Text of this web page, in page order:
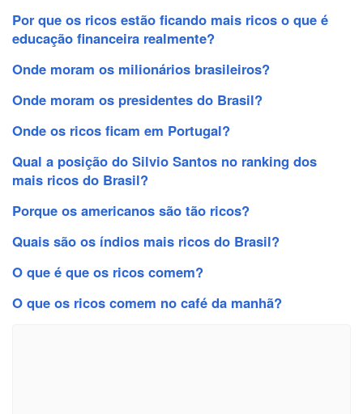
Por que os ricos estão ficando mais ricos o que é
educação financeira realmente?
Onde moram os milionários brasileiros?
Onde moram os presidentes do Brasil?
Onde os ricos ficam em Portugal?
Qual a posição do Silvio Santos no ranking dos
mais ricos do Brasil?
Porque os americanos são tão ricos?
Quais são os índios mais ricos do Brasil?
O que é que os ricos comem?
O que os ricos comem no café da manhã?